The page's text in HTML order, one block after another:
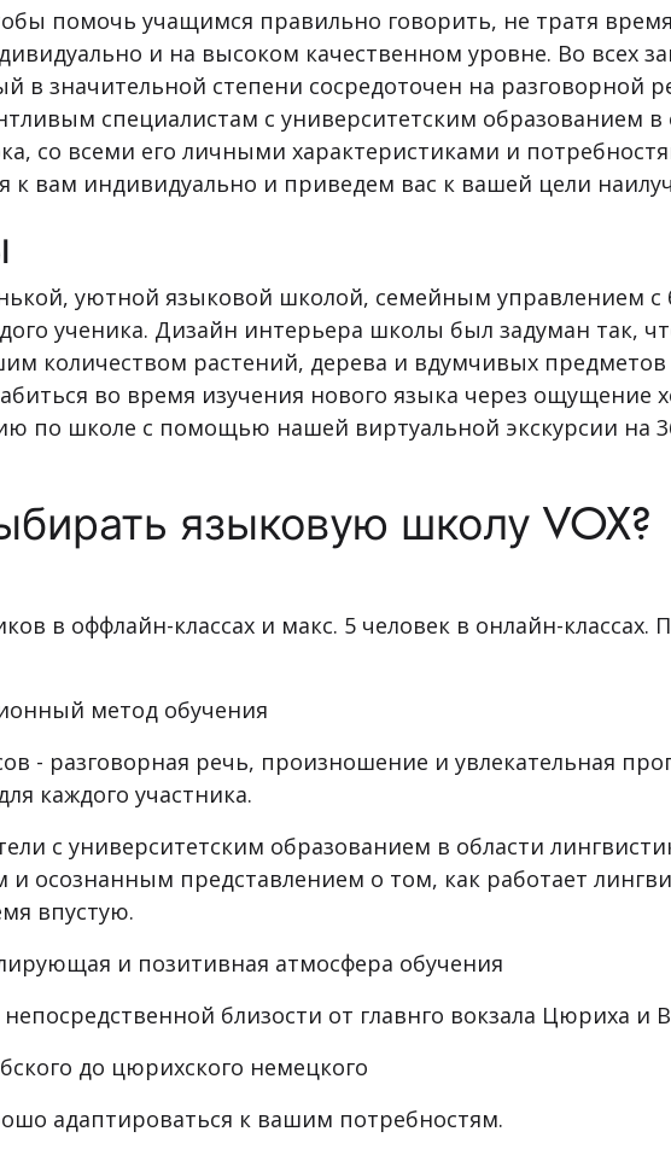
помочь учащимся правильно говорить, не тратя
и на высоком качественном уровне. Во всех
в значительной степени сосредоточен на разговорной
специалистам с университетским образованием в
со всеми его личными характеристиками и
к вам индивидуально и приведем вас к вашей цели
уютной языковой школой, семейным управлением
ученика. Дизайн интерьера школы был задуман так,
количеством растений, дерева и вдумчивых
во время изучения нового языка через ощущение
по школе с помощью нашей виртуальной экскурсии на
языковую школу VOX?
в оффлайн-классах и макс. 5 человек в онлайн-классах.
метод обучения
- разговорная речь, произношение и увлекательная
каждого участника.
с университетским образованием в области
осознанным представлением о том, как работает
впустую.
и позитивная атмосфера обучения
близости от главнго вокзала Цюриха и
до цюрихского немецкого
адаптироваться к вашим потребностям.